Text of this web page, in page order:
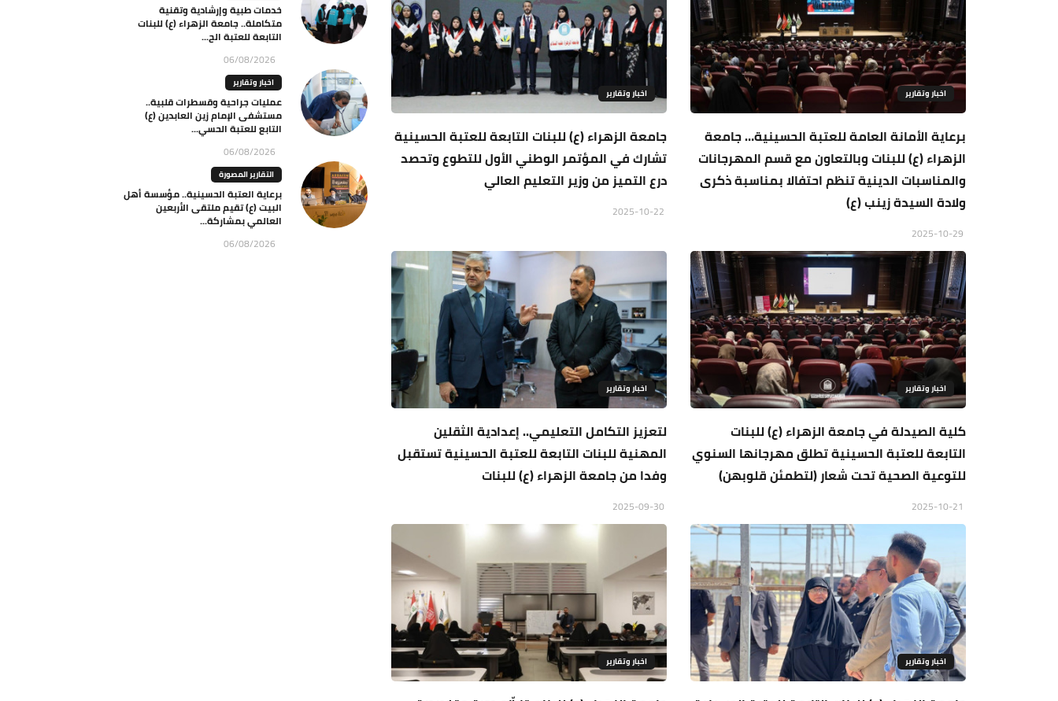
اخبار وتقارير
برعاية الأمانة العامة للعتبة الحسينية… جامعة
الزهراء (ع) للبنات وبالتعاون مع قسم المهرجانات
والمناسبات الدينية تنظم احتفالا بمناسبة ذكرى
ولادة السيدة زينب (ع)
اخبار وتقارير
جامعة الزهراء (ع) للبنات التابعة للعتبة الحسينية
تشارك في المؤتمر الوطني الأول للتطوع وتحصد
درع التميز من وزير التعليم العالي
اخبار وتقارير
كلية الصيدلة في جامعة الزهراء (ع) للبنات
التابعة للعتبة الحسينية تطلق مهرجانها السنوي
للتوعية الصحية تحت شعار (لتطمئن قلوبهن)
اخبار وتقارير
لتعزيز التكامل التعليمي.. إعدادية الثقلين
المهنية للبنات التابعة للعتبة الحسينية تستقبل
وفدا من جامعة الزهراء (ع) للبنات
اخبار وتقارير اخبار وتقارير
خدمات طبية وإرشادية وتقنية
متكاملة.. جامعة الزهراء (ع) للبنات
التابعة للعتبة الح...
06/08/2026
اخبار وتقارير
عمليات جراحية وقسطرات قلبية..
مستشفى الإمام زين العابدين (ع)
التابع للعتبة الحسي...
06/08/2026
التقارير المصورة
برعاية العتبة الحسينية.. مؤسسة أهل
البيت (ع) تقيم ملتقى الأربعين
العالمي بمشاركة...
06/08/2026